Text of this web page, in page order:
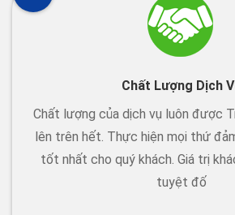
Chất Lượng Dịch
Chất lượng của dịch vụ luôn được
lên trên hết. Thực hiện mọi thứ
tốt nhất cho quý khách. Giá trị
tuyệt đố